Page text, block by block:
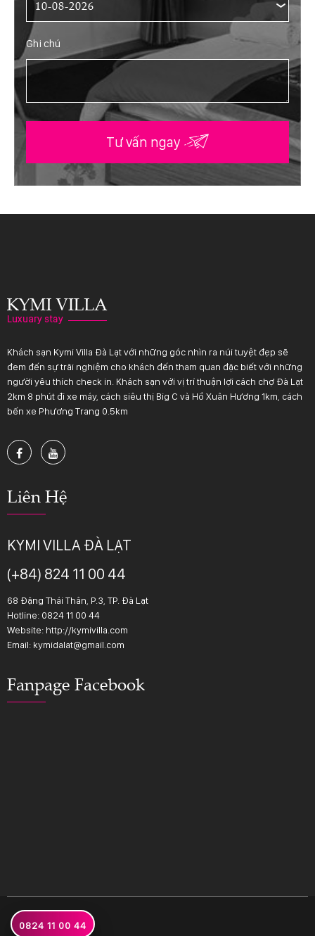
Ghi chú
Tư vấn ngay
Khách sạn Kymi Villa Đà Lạt với những góc nhìn ra núi tuyệt đẹp sẽ
đem đến sự trãi nghiệm cho khách đến tham quan đặc biết với những
người yêu thích check in. Khách sạn với vị trí thuận lợi cách chợ Đà Lạt
2km 8 phút đi xe máy, cách siêu thị Big C và Hồ Xuân Hương 1km, cách
bến xe Phương Trang 0.5km
Liên Hệ
KYMI VILLA ĐÀ LẠT
(+84) 824 11 00 44
68 Đặng Thái Thân, P.3, TP. Đà Lạt
Hotline: 0824 11 00 44
Website: http://kymivilla.com
Email: kymidalat@gmail.com
Fanpage Facebook
0824 11 00 44